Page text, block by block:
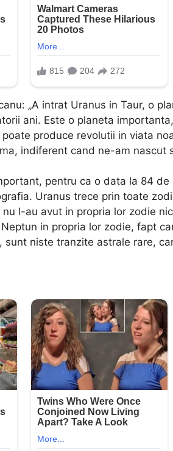
„A intrat Uranus in Taur, o
ani. Este o planeta
produce revolutii in viata
indiferent cand ne-am nascut
pentru ca o data la 84 de
Uranus trece prin toate
l-au avut in propria lor zodie
in propria lor zodie, fapt
sunt niste tranzite astrale rare,